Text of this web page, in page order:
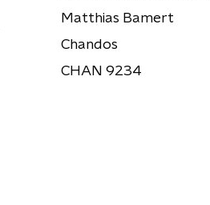
Matthias Bamert
Chandos
CHAN 9234